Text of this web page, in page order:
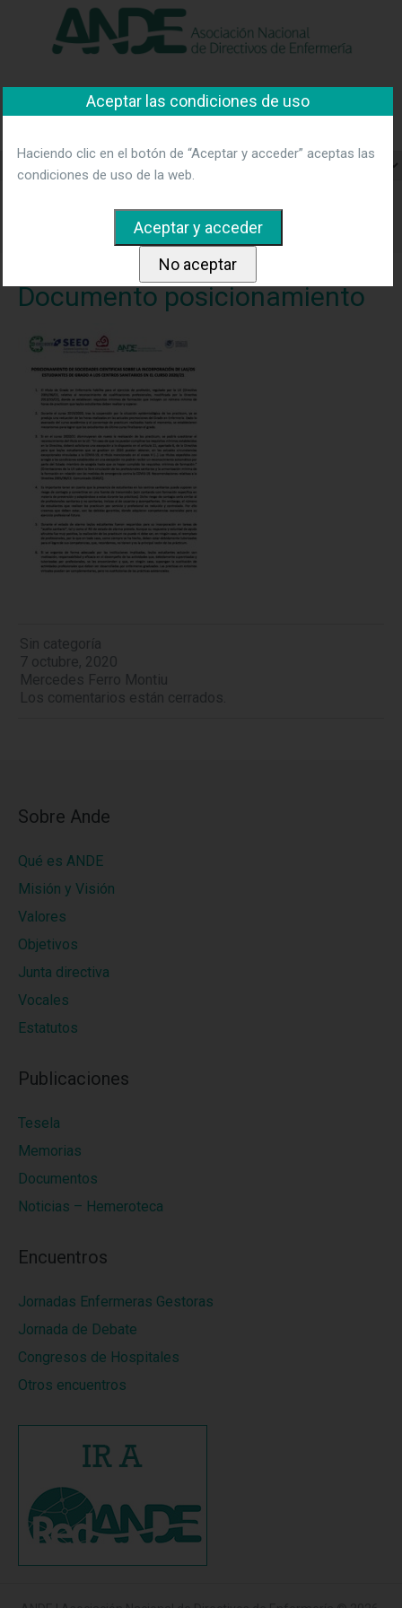
"Ver política"
Asociación Nacional de
Directivos de Enfermería
incorporación estudiantes de grado en centros sanitarios
2020/2021Documento posicionamiento
Documento posicionamiento
Sin categoría
7 octubre, 2020
Mercedes Ferro Montiu
Los comentarios están cerrados.
Sobre Ande
Qué es ANDE
Misión y Visión
Valores
Objetivos
Junta directiva
Vocales
Estatutos
Publicaciones
Tesela
Memorias
Documentos
Noticias – Hemeroteca
Encuentros
Jornadas Enfermeras Gestoras
Jornada de Debate
Congresos de Hospitales
Otros encuentros
Aceptar las condiciones de uso
Haciendo clic en el botón de “Aceptar y acceder” aceptas las
condiciones de uso de la web.